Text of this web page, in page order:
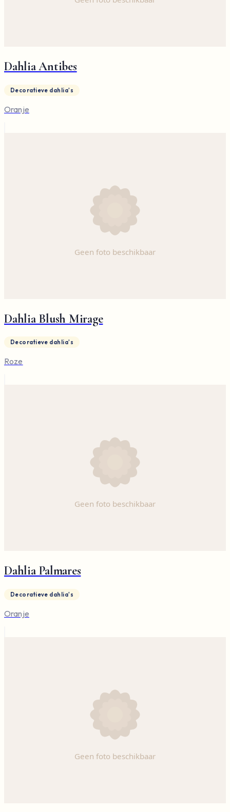
Dahlia Antibes
Decoratieve dahlia's
Oranje
Dahlia Blush Mirage
Decoratieve dahlia's
Roze
Dahlia Palmares
Decoratieve dahlia's
Oranje